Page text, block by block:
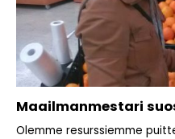
Maailmanmestari
Olemme resurssiemme